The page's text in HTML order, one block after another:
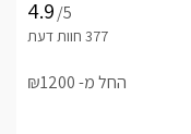
/5
החל מ- ₪1200